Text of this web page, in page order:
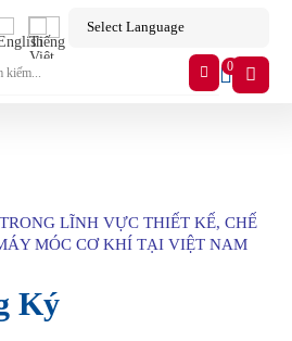
0
LĨNH VỰC THIẾT KẾ, CHẾ
MÓC CƠ KHÍ TẠI VIỆT NAM
Ký